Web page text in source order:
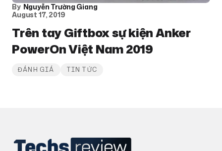
By Nguyễn Trường Giang
August 17, 2019
Trên tay Giftbox sự kiện Anker
PowerOn Việt Nam 2019
ĐÁNH GIÁ TIN TỨC